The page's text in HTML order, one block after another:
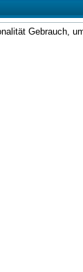
Gebrauch,